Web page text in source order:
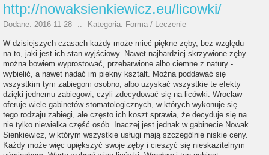
http://nowaksienkiewicz.eu/licowki/
Dodane: 2016-11-28 :: Kategoria: Forma / Leczenie
W dzisiejszych czasach każdy może mieć piękne zęby, bez względu
na to, jaki jest ich stan wyjściowy. Nawet najbardziej skrzywione zęby
można bowiem wyprostować, przebarwione albo ciemne z natury -
wybielić, a nawet nadać im piękny kształt. Można poddawać się
wszystkim tym zabiegom osobno, albo uzyskać wszystkie te efekty
dzięki jednemu zabiegowi, czyli zdecydować się na licówki. Wrocław
oferuje wiele gabinetów stomatologicznych, w których wykonuje się
tego rodzaju zabiegi, ale często ich koszt sprawia, że decyduje się na
nie tylko niewielka część osób. Inaczej jest jednak w gabinecie Nowak
Sienkiewicz, w którym wszystkie usługi mają szczególnie niskie ceny.
Każdy może więc upiększyć swoje zęby i cieszyć się nieskazitelnym